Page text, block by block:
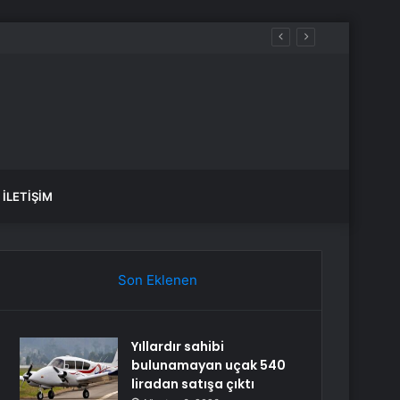
İLETIŞIM
Son Eklenen
Yıllardır sahibi
bulunamayan uçak 540
liradan satışa çıktı